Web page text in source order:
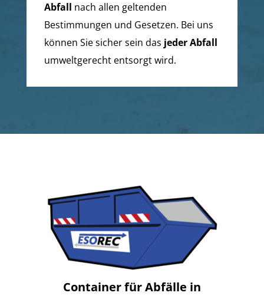
Abfall nach allen geltenden
Bestimmungen und Gesetzen. Bei uns
können Sie sicher sein das jeder Abfall
umweltgerecht entsorgt wird.
Container für Abfälle in